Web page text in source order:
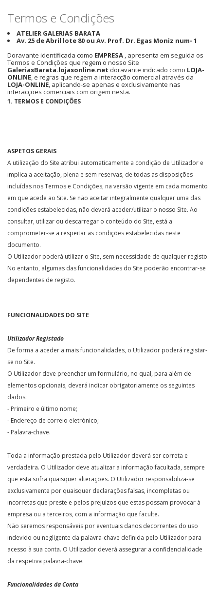
Termos e Condições
ATELIER GALERIAS BARATA
Av. 25 de Abril lote 80 ou Av. Prof. Dr. Egas Moniz num- 1
Doravante identificada como EMPRESA , apresenta em seguida os
Termos e Condições que regem o nosso Site
GaleriasBarata.lojasonline.net doravante indicado como LOJA-
ONLINE, e regras que regem a interacção comercial através da
LOJA-ONLINE, aplicando-se apenas e exclusivamente nas
interacções comerciais com origem nesta.
1. TERMOS E CONDIÇÕES
ASPETOS GERAIS
A utilização do Site atribui automaticamente a condição de Utilizador e
implica a aceitação, plena e sem reservas, de todas as disposições
incluídas nos Termos e Condições, na versão vigente em cada momento
em que acede ao Site. Se não aceitar integralmente qualquer uma das
condições estabelecidas, não deverá aceder/utilizar o nosso Site. Ao
consultar, utilizar ou descarregar o conteúdo do Site, está a
comprometer-se a respeitar as condições estabelecidas neste
documento.
O Utilizador poderá utilizar o Site, sem necessidade de qualquer registo.
No entanto, algumas das funcionalidades do Site poderão encontrar-se
dependentes de registo.
FUNCIONALIDADES DO SITE
Utilizador Registado
De forma a aceder a mais funcionalidades, o Utilizador poderá registar-
se no Site.
O Utilizador deve preencher um formulário, no qual, para além de
elementos opcionais, deverá indicar obrigatoriamente os seguintes
dados:
- Primeiro e último nome;
- Endereço de correio eletrónico;
- Palavra-chave.
Toda a informação prestada pelo Utilizador deverá ser correta e
verdadeira. O Utilizador deve atualizar a informação facultada, sempre
que esta sofra quaisquer alterações. O Utilizador responsabiliza-se
exclusivamente por quaisquer declarações falsas, incompletas ou
incorretas que preste e pelos prejuízos que estas possam provocar à
empresa ou a terceiros, com a informação que faculte.
Não seremos responsáveis por eventuais danos decorrentes do uso
indevido ou negligente da palavra-chave definida pelo Utilizador para
acesso à sua conta. O Utilizador deverá assegurar a confidencialidade
da respetiva palavra-chave.
Funcionalidades da Conta